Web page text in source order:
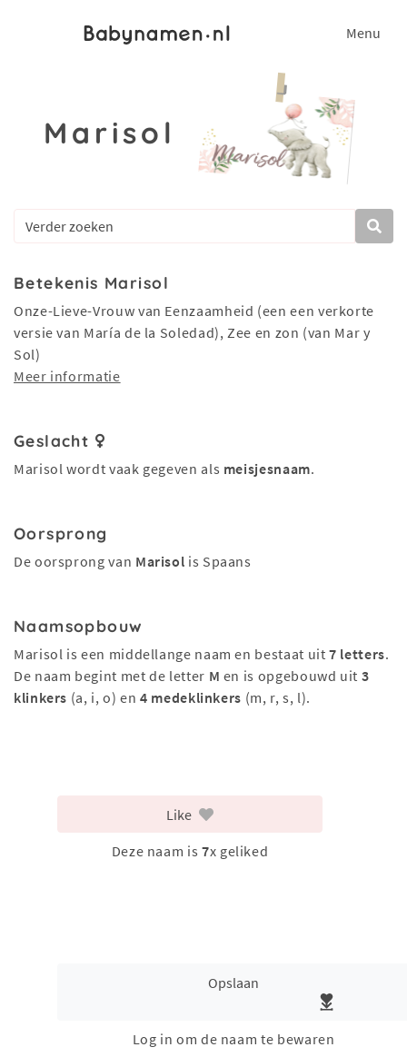
Menu
Marisol
Betekenis Marisol
Onze-Lieve-Vrouw van Eenzaamheid (een een verkorte
versie van María de la Soledad), Zee en zon (van Mar y
Sol)
Meer informatie
Geslacht
Marisol wordt vaak gegeven als meisjesnaam.
Oorsprong
De oorsprong van Marisol is Spaans
Naamsopbouw
Marisol is een middellange naam en bestaat uit7 letters.
De naam begint met de letter M en is opgebouwd uit 3
klinkers (a, i, o) en4 medeklinkers (m, r, s, l).
Like
Deze naam is 7x geliked
Opslaan
Log in om de naam te bewaren